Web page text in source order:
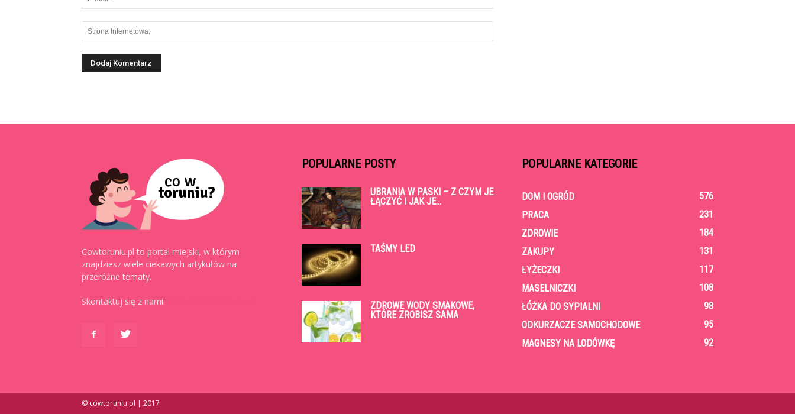
Cowtoruniu.pl to portal miejski, w którym
znajdziesz wiele ciekawych artykułów na
przeróżne tematy.
Skontaktuj się z nami:
POPULARNE POSTY
UBRANIA W PASKI – Z CZYM JE
ŁĄCZYĆ I JAK JE...
TAŚMY LED
ZDROWE WODY SMAKOWE,
KTÓRE ZROBISZ SAMA
POPULARNE KATEGORIE
DOM I OGRÓD
576
PRACA
231
ZDROWIE
184
ZAKUPY
131
ŁYŻECZKI
117
MASELNICZKI
108
ŁÓŻKA DO SYPIALNI
98
ODKURZACZE SAMOCHODOWE
95
MAGNESY NA LODÓWKĘ
92
© cowtoruniu.pl | 2017